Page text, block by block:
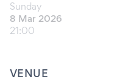
Sunday
8 Mar 2026
21:00
VENUE